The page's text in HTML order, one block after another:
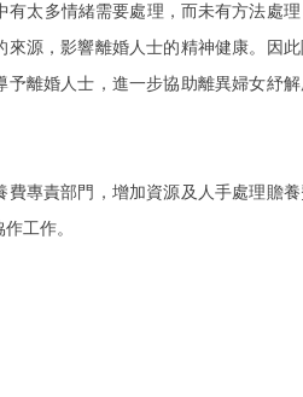
有太多情緒需要處理，而未有方法處
來源，影響離婚人士的精神健康。因
予離婚人士，進一步協助離異婦女紓
費專責部門，增加資源及人手處理贍
工作。